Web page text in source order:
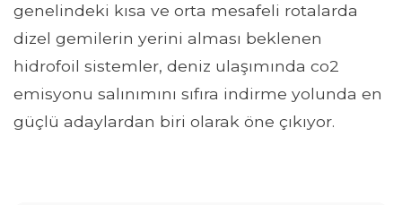
genelindeki kısa ve orta mesafeli rotalarda
dizel gemilerin yerini alması beklenen
hidrofoil sistemler, deniz ulaşımında co2
emisyonu salınımını sıfıra indirme yolunda en
güçlü adaylardan biri olarak öne çıkıyor.